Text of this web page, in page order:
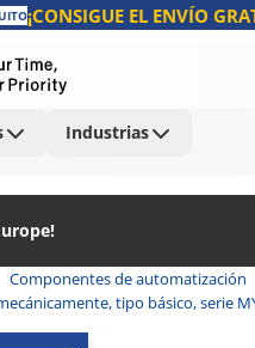
¡CONSIGUE EL ENVÍO
Industrias
Componentes de automatización
tipo básico, serie